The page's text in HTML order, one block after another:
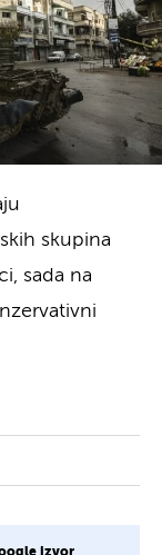
skupina
sada na